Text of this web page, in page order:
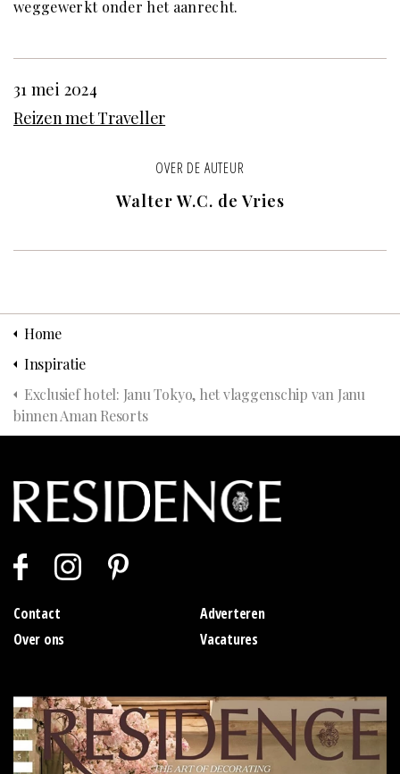
weggewerkt onder het aanrecht.
31 mei 2024
Reizen met Traveller
OVER DE AUTEUR
Walter W.C. de Vries
Home
Inspiratie
Exclusief hotel: Janu Tokyo, het vlaggenschip van Janu
binnen Aman Resorts
Contact
Adverteren
Over ons
Vacatures